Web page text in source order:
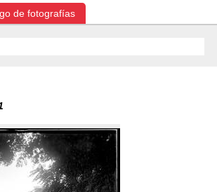
de fotografías